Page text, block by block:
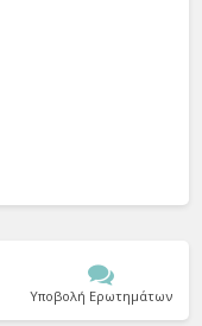
Υποβολή Ερωτημάτων